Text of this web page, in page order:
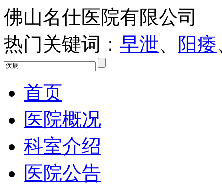
佛山名仕医院有限公司
热门关键词： 早泄、 阳痿
首页
医院概况
科室介绍
医院公告